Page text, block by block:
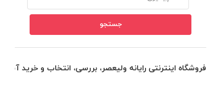
فروشگاه اینترنتی رایانه ولیعصر، بررسی، انتخاب و خرید